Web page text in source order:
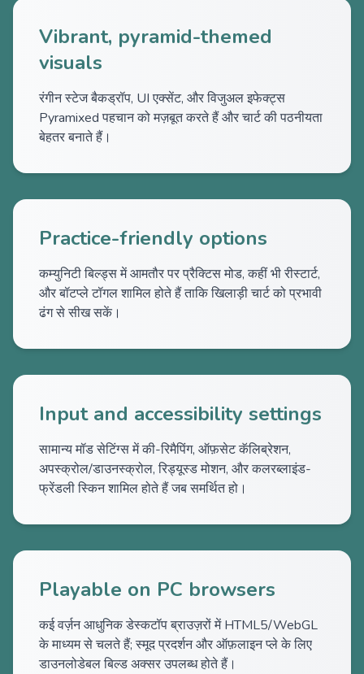
Vibrant, pyramid-themed
visuals
रंगीन स्टेज बैकड्रॉप, UI एक्सेंट, और विजुअल इफेक्ट्स
Pyramixed पहचान को मज़बूत करते हैं और चार्ट की पठनीयता
बेहतर बनाते हैं।
Practice-friendly options
कम्युनिटी बिल्ड्स में आमतौर पर प्रैक्टिस मोड, कहीं भी रीस्टार्ट,
और बॉटप्ले टॉगल शामिल होते हैं ताकि खिलाड़ी चार्ट को प्रभावी
ढंग से सीख सकें।
Input and accessibility settings
सामान्य मॉड सेटिंग्स में की-रिमैपिंग, ऑफ़सेट कॅलिब्रेशन,
अपस्क्रोल/डाउनस्क्रोल, रिड्यूस्ड मोशन, और कलरब्लाइंड-
फ्रेंडली स्किन शामिल होते हैं जब समर्थित हो।
Playable on PC browsers
कई वर्ज़न आधुनिक डेस्कटॉप ब्राउज़रों में HTML5/WebGL
के माध्यम से चलते हैं; स्मूद प्रदर्शन और ऑफ़लाइन प्ले के लिए
डाउनलोडेबल बिल्ड अक्सर उपलब्ध होते हैं।